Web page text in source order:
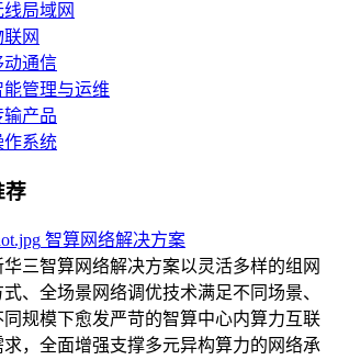
线局域网
联网
动通信
能管理与运维
输产品
作系统
荐
智算网络解决方案
华三智算网络解决方案以灵活多样的组网
式、全场景网络调优技术满足不同场景、
同规模下愈发严苛的智算中心内算力互联
求，全面增强支撑多元异构算力的网络承